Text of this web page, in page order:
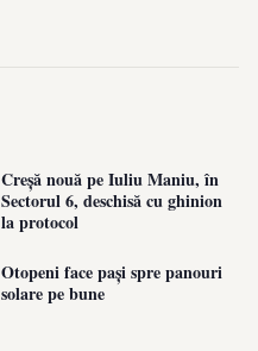
Creșă nouă pe Iuliu Maniu, în
Sectorul 6, deschisă cu ghinion
la protocol
Otopeni face pași spre panouri
solare pe bune